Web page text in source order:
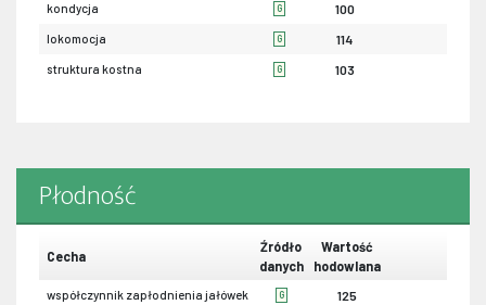
kondycja G 100
lokomocja G 114
struktura kostna G 103
Płodność
Cecha
Źródło
danych
Wartość
hodowlana
współczynnik zapłodnienia jałówek G 125